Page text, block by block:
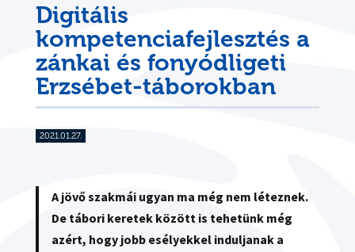
Digitális
kompetenciafejlesztés a
zánkai és fonyódligeti
Erzsébet-táborokban
2021.01.27.
A jövő szakmái ugyan ma még nem léteznek.
De tábori keretek között is tehetünk még
azért, hogy jobb esélyekkel induljanak a